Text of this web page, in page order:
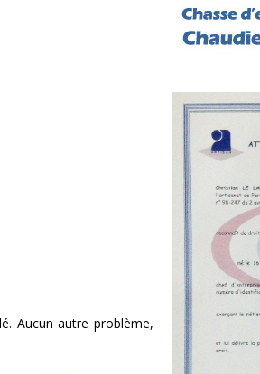
Aucun autre problème,